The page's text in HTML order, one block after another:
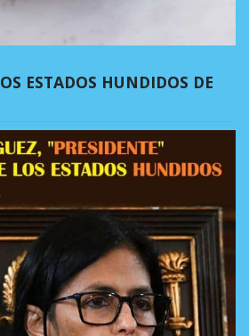
ESTADOS HUNDIDOS DE